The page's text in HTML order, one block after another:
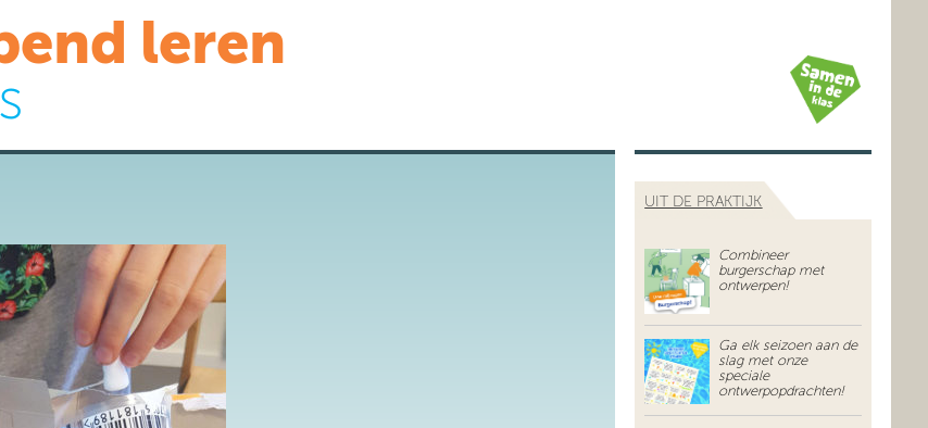
leren
UIT DE PRAKTIJK
Combineer
burgerschap met
ontwerpen!
Ga elk seizoen aan de
slag met onze
speciale
ontwerpopdrachten!